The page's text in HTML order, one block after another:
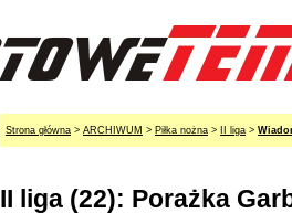
Strona główna > ARCHIWUM > Piłka nożna > II liga >
II liga (22): Porażka